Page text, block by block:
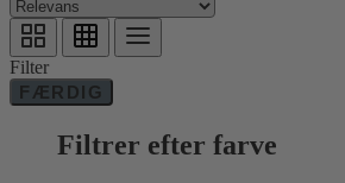
Filter
FÆRDIG
Filtrer efter farve